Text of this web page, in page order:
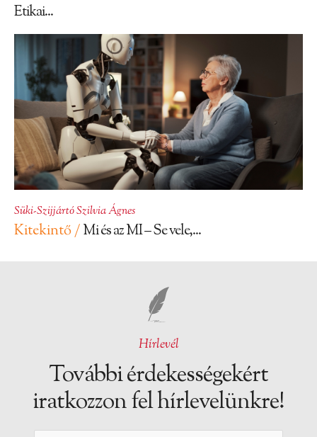
Etikai...
Süki-Szijjártó Szilvia Ágnes
Kitekintő /Mi és az MI – Se vele,...
Hírlevél
További érdekességekért
iratkozzon fel hírlevelünkre!